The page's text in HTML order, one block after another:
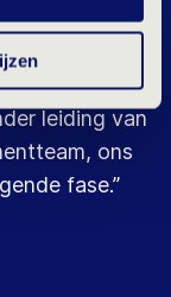
voegt
leiding van
ons
fase.”